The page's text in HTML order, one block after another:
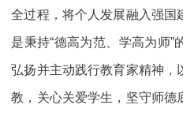
全过程，将个人发展融入强国
是秉持“德高为范、学高为师”
弘扬并主动践行教育家精神，
教，关心关爱学生，坚守师德